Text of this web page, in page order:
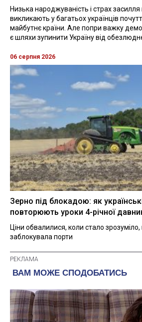
Низька народжуваність і страх
викликають у багатьох українців
майбутнє країни. Але попри важку
є шляхи зупинити Україну від
06 серпня 2026
Зерно під блокадою: як
повторюють уроки 4-річної
Ціни обвалилися, коли стало
заблокувала порти